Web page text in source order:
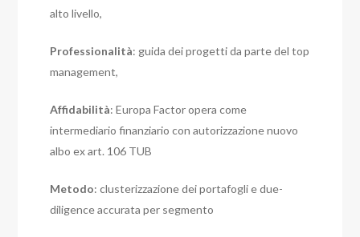
alto livello,
Professionalità: guida dei progetti da parte del top
management,
Affidabilità: Europa Factor opera come
intermediario finanziario con autorizzazione nuovo
albo ex art. 106 TUB
Metodo: clusterizzazione dei portafogli e due-
diligence accurata per segmento